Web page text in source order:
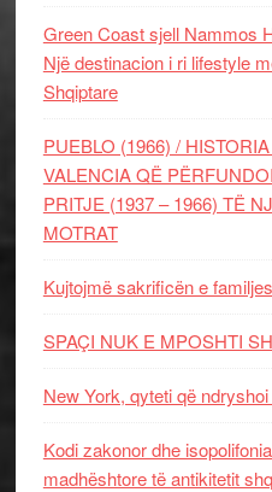
Green Coast sjell Nammos
Një destinacion i ri lifestyle
Shqiptare
PUEBLO (1966) /
VALENCIA QË
PRITJE (1937 – 1966) TË
MOTRAT
Kujtojmë sakrificën e
SPAÇI NUK E MPOSHTI
New York, qyteti që
Kodi zakonor dhe
madhështore të antikitetit